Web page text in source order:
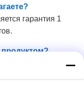
гарантия 1
поддерживает